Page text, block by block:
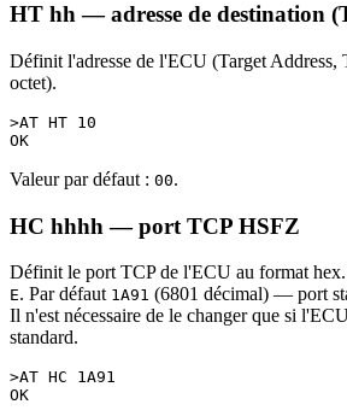
HT hh — adresse de destination
Définit l'adresse de l'ECU (Target Address,
octet).
>AT HT 10
Valeur par défaut : 00.
HC hhhh — port TCP HSFZ
Définit le port TCP de l'ECU au format
E. Par défaut 1A91 (6801 décimal) — port
Il n'est nécessaire de le changer que si
standard.
>AT HC 1A91